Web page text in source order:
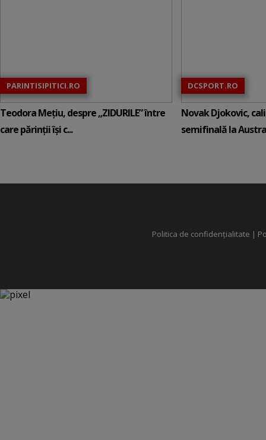
PARINTISIPITICI.RO
Teodora Mețiu, despre „ZIDURILE” între
care părinții își c...
DCSPORT.RO
Novak Djokovic,
semifinală la
Politica de confidențialitate |